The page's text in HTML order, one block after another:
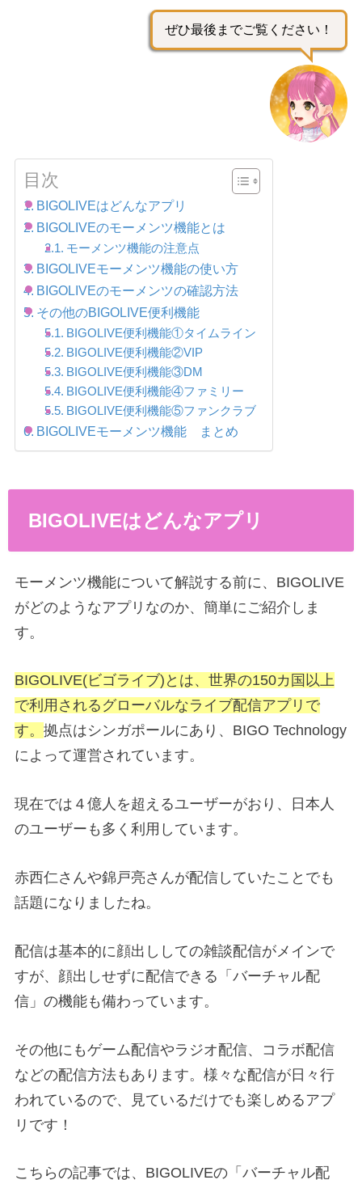
ぜひ最後までご覧ください！
目次
BIGOLIVEはどんなアプリ
BIGOLIVEのモーメンツ機能とは
モーメンツ機能の注意点
BIGOLIVEモーメンツ機能の使い方
BIGOLIVEのモーメンツの確認方法
その他のBIGOLIVE便利機能
BIGOLIVE便利機能①タイムライン
BIGOLIVE便利機能②VIP
BIGOLIVE便利機能③DM
BIGOLIVE便利機能④ファミリー
BIGOLIVE便利機能⑤ファンクラブ
BIGOLIVEモーメンツ機能 まとめ
BIGOLIVEはどんなアプリ
モーメンツ機能について解説する前に、BIGOLIVE
がどのようなアプリなのか、簡単にご紹介しま
す。
BIGOLIVE(ビゴライブ)とは、世界の150カ国以上
で利用されるグローバルなライブ配信アプリで
す。 拠点はシンガポールにあり、BIGO Technology
によって運営されています。
現在では４億人を超えるユーザーがおり、日本人
のユーザーも多く利用しています。
赤西仁さんや錦戸亮さんが配信していたことでも
話題になりましたね。
配信は基本的に顔出ししての雑談配信がメインで
すが、顔出しせずに配信できる「バーチャル配
信」の機能も備わっています。
その他にもゲーム配信やラジオ配信、コラボ配信
などの配信方法もあります。様々な配信が日々行
われているので、見ているだけでも楽しめるアプ
リです！
こちらの記事では、BIGOLIVEの「バーチャル配